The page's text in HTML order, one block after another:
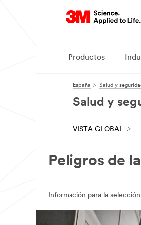
Productos
España Salud y
Salud y
VISTA GLOBAL
Peligros de
Información para la